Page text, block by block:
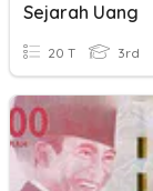
Sejarah Uang
20 T 3rd